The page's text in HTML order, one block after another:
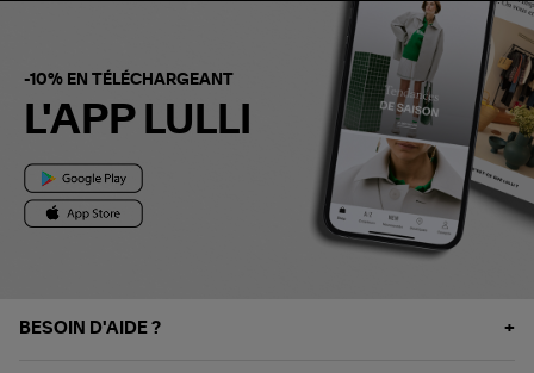
-10% EN TÉLÉCHARGEANT
L'APP LULLI
BESOIN D'AIDE ?